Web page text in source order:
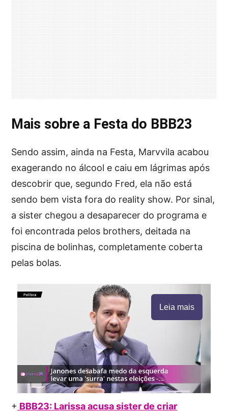
Mais sobre a Festa do BBB23
Sendo assim, ainda na Festa, Marvvila acabou
exagerando no álcool e caiu em lágrimas após
descobrir que, segundo Fred, ela não está
sendo bem vista fora do reality show. Por sinal,
a sister chegou a desaparecer do programa e
foi encontrada pelos brothers, deitada na
piscina de bolinhas, completamente coberta
pelas bolas.
Leia mais
+ BBB23: Larissa acusa sister de criar